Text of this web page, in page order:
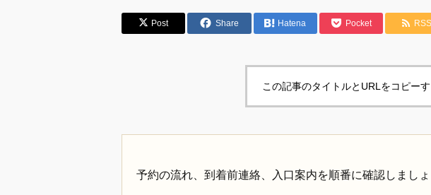
Post Share Hatena Pocket RSS
この記事のタイトルとURLをコピー
予約の流れ、到着前連絡、入口案内を順番に確認しましょ